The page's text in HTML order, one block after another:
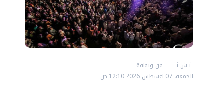
أ ش أ
فن وثقافة
الجمعة، 07 اغسطس 2026 12:10 ص